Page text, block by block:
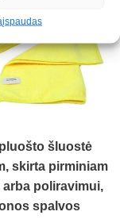
įspaudas
šluostė
skirta pirminiam
arba poliravimui,
spalvos